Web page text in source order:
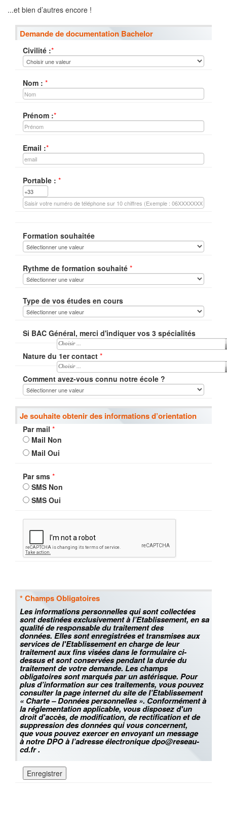
...et bien d’autres encore !
Demande de documentation Bachelor
Civilité :*
Nom : *
Prénom :*
Email :*
Portable : *
Formation souhaitée
Rythme de formation souhaité *
Type de vos études en cours
Si BAC Général, merci d'indiquer vos 3 spécialités
Choisir ...
Nature du 1er contact *
Choisir ...
Comment avez-vous connu notre école ?
Je souhaite obtenir des informations d’orientation
Par mail *
Mail Non
Mail Oui
Par sms *
SMS Non
SMS Oui
* Champs Obligatoires
Les informations personnelles qui sont collectées
sont destinées exclusivement à l’Etablissement, en sa
qualité de responsable du traitement des
données. Elles sont enregistrées et transmises aux
services de l'Etablissement en charge de leur
traitement aux fins visées dans le formulaire ci-
dessus et sont conservées pendant la durée du
traitement de votre demande. Les champs
obligatoires sont marqués par un astérisque. Pour
plus d’information sur ces traitements, vous pouvez
consulter la page internet du site de l’Etablissement
« Charte – Données personnelles ». Conformément à
la réglementation applicable, vous disposez d'un
droit d'accès, de modification, de rectification et de
suppression des données qui vous concernent,
que vous pouvez exercer en envoyant un message
à notre DPO à l’adresse électronique dpo@reseau-
cd.fr .